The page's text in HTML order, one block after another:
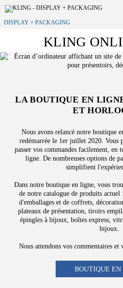
DISPLAY + PACKAGING
KLING
LA BOUTIQUE EN
ET
Nous avons relancé notre boutique
redémarrée le 1er juillet 2020. Vous
passer vos commandes facilement, en
ligne. De nombreuses options de
simplifient
Dans notre boutique en ligne, vous
de notre catalogue de produits actuel
d'emballages et de coffrets,
plateaux de présentation, tiroirs
épingles à bijoux, boîtes express,
bijoux.
Nous attendons vos commentaires
BOUTIQUE EN